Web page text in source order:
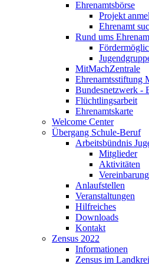
Ehrenamtsbörse
Projekt
Ehrenamt
Rund ums
MitMachZentrale
Ehrenamtsstiftung
Bundesnetzwerk -
Flüchtlingsarbeit
Ehrenamtskarte
Welcome Center
Übergang Schule-Beruf
Arbeitsbündnis
Mitglieder
Aktivitäten
Vereinbarung
Anlaufstellen
Veranstaltungen
Hilfreiches
Downloads
Kontakt
Zensus 2022
Informationen
Zensus im